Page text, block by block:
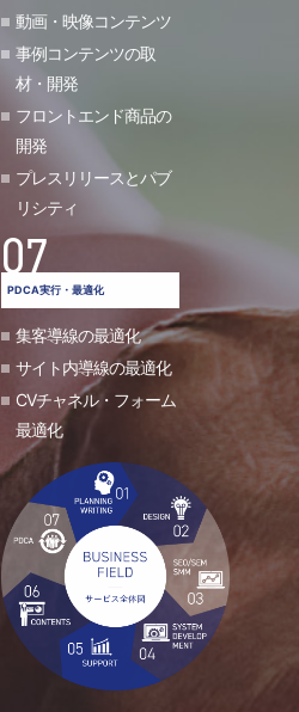
動画・映像コンテンツ
事例コンテンツの取
材・開発
フロントエンド商品の
開発
プレスリリースとパブ
リシティ
07
PDCA実行・最適化
集客導線の最適化
サイト内導線の最適化
CVチャネル・フォーム
最適化